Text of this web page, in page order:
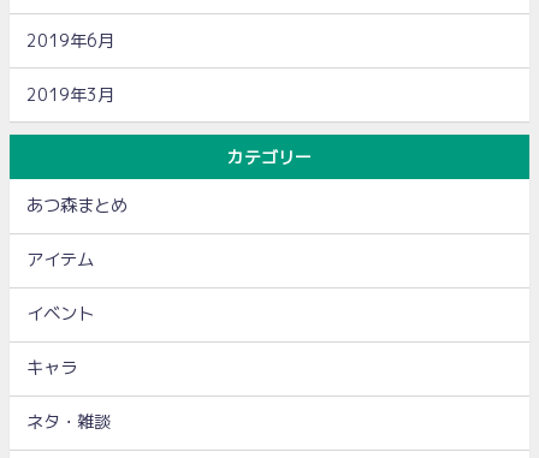
2019年6月
2019年3月
カテゴリー
あつ森まとめ
アイテム
イベント
キャラ
ネタ・雑談